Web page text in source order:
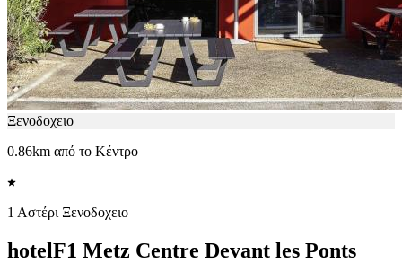
Ξενοδοχειο
0.86km από το Κέντρο
1 Αστέρι Ξενοδοχειο
hotelF1 Metz Centre Devant les Ponts